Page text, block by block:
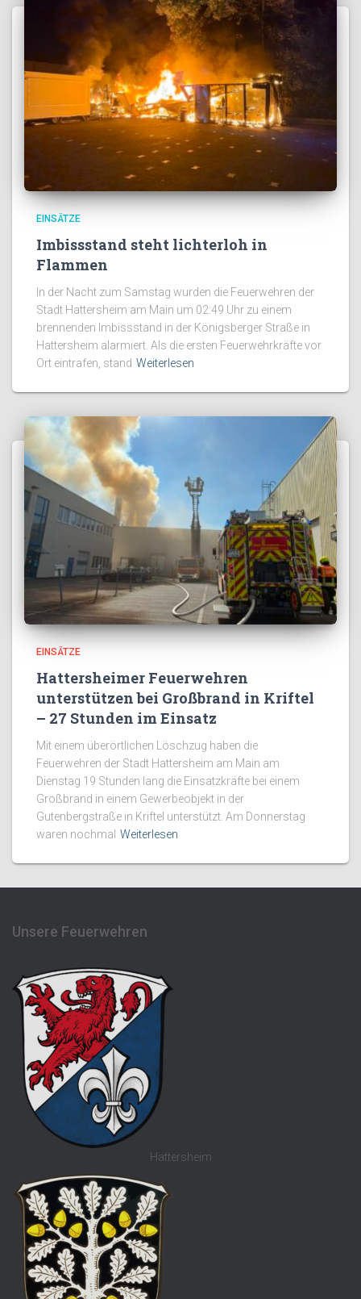
EINSÄTZE
Imbissstand steht lichterloh in
Flammen
In der Nacht zum Samstag wurden die Feuerwehren der
Stadt Hattersheim am Main um 02:49 Uhr zu einem
brennenden Imbissstand in der Königsberger Straße in
Hattersheim alarmiert. Als die ersten Feuerwehrkräfte vor
Ort eintrafen, stand Weiterlesen
EINSÄTZE
Hattersheimer Feuerwehren
unterstützen bei Großbrand in Kriftel
– 27 Stunden im Einsatz
Mit einem überörtlichen Löschzug haben die
Feuerwehren der Stadt Hattersheim am Main am
Dienstag 19 Stunden lang die Einsatzkräfte bei einem
Großbrand in einem Gewerbeobjekt in der
Gutenbergstraße in Kriftel unterstützt. Am Donnerstag
waren nochmal Weiterlesen
Unsere Feuerwehren
Hattersheim